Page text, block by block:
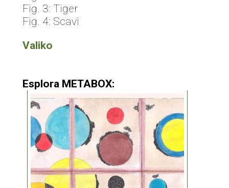
Fig. 3: Tiger
Fig. 4: Scavi
Valiko
Esplora METABOX: